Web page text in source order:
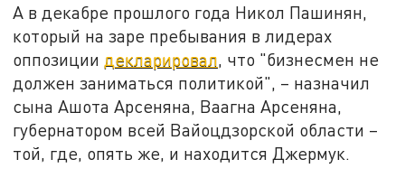
А в декабре прошлого года Никол Пашинян,
который на заре пребывания в лидерах
оппозиции декларировал, что "бизнесмен не
должен заниматься политикой", – назначил
сына Ашота Арсеняна, Ваагна Арсеняна,
губернатором всей Вайоцдзорской области –
той, где, опять же, и находится Джермук.